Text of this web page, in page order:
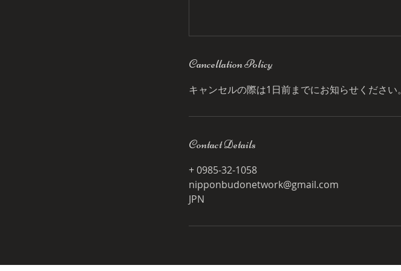
Cancellation Policy
キャンセルの際は1日前までにお知らせください。
Contact Details
+ 0985-32-1058
nipponbudonetwork@gmail.com
JPN